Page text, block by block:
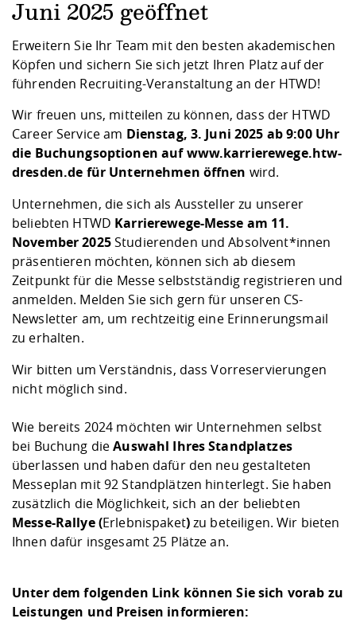
Checkliste zum
und Physik
Digitales Lernen
Fremdsprachen
Jobs, Praktika,
Lebenslagen
Studentenwerk
Angebote der
Career Service
Lehren,
Weiterbilden im
Formulare und
Internationale
Formulare und
Gründung und
Kooperationen
Klimaschutz &
Förderverein
Landbau/
Maschinenbau
Angebote für
Kontakt und Anfahrt
Qualitätssicherung
Juni 2025 geöffnet
Erweitern Sie Ihr Team mit den besten akademischen
Köpfen und sichern Sie sich jetzt Ihren Platz auf der
führenden Recruiting-Veranstaltung an der HTWD!
Wir freuen uns, mitteilen zu können, dass der HTWD
Career Service am Dienstag, 3. Juni 2025 ab 9:00 Uhr
die Buchungsoptionen aufwww.karrierewege.htw-
dresden.de für Unternehmen öffnen wird.
Unternehmen, die sich als Aussteller zu unserer
beliebten HTWD Karrierewege-Messe am 11.
November 2025Studierenden und Absolvent*innen
präsentieren möchten, können sich ab diesem
Zeitpunkt für die Messe selbstständig registrieren und
anmelden. Melden Sie sich gern für unseren CS-
Newsletter am, um rechtzeitig eine Erinnerungsmail
zu erhalten.
Wir bitten um Verständnis, dass Vorreservierungen
nicht möglich sind.
Wie bereits 2024 möchten wir Unternehmen selbst
bei Buchung dieAuswahl Ihres Standplatzes
überlassen und haben dafür den neu gestalteten
Messeplan mit 92 Standplätzen hinterlegt. Sie haben
zusätzlich die Möglichkeit, sich an der beliebten
Messe-Rallye (Erlebnispaket)zu beteiligen. Wir bieten
Ihnen dafür insgesamt 25 Plätze an.
Unter dem folgenden Link können Sie sich vorab zu
Leistungen und Preisen informieren: